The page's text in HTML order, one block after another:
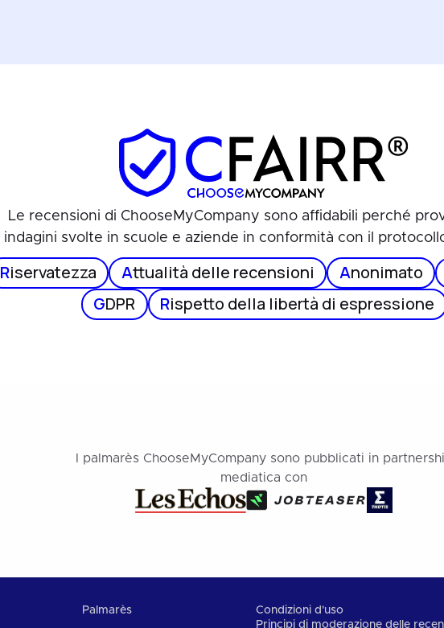
Le recensioni di ChooseMyCompany sono affidabili perché
indagini svolte in scuole e aziende in conformità con il
Riservatezza Attualità delle recensioni Anonimato
GDPR Rispetto della libertà di espressione
I palmarès ChooseMyCompany sono pubblicati in
mediatica con
Palmarès
Condizioni d'uso
Principi di moderazione delle